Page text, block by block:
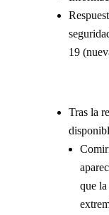
19
Tras la
que